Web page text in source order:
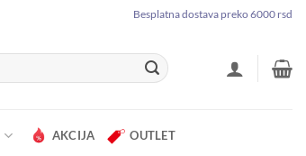
Besplatna dostava preko 6000 rsd
AKCIJA OUTLET